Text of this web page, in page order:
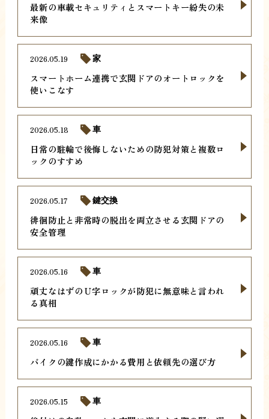
最新の車載セキュリティとスマートキー紛失の未
来像
スマートホーム連携で玄関ドアのオートロックを
使いこなす
2026.05.19 家
日常の駐輪で後悔しないための防犯対策と複数ロ
ックのすすめ
2026.05.18 車
徘徊防止と非常時の脱出を両立させる玄関ドアの
安全管理
2026.05.17 鍵交換
頑丈なはずのＵ字ロックが防犯に無意味と言われ
る真相
2026.05.16 車
バイクの鍵作成にかかる費用と依頼先の選び方
2026.05.16 車
2026.05.15 車